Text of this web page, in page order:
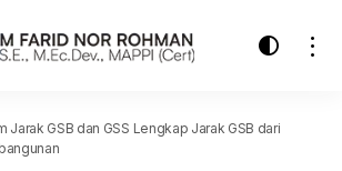
Jarak GSB dan GSS Lengkap Jarak GSB dari